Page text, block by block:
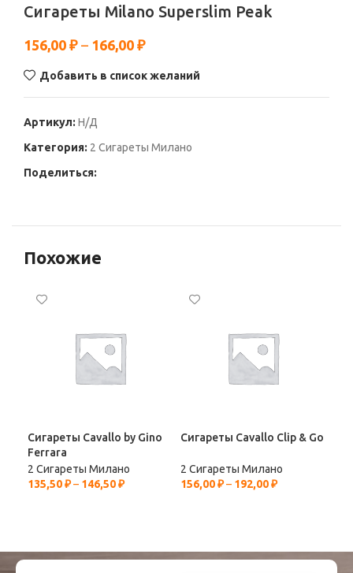
Сигареты Milano Superslim Peak
156,00 ₽ – 166,00 ₽
Добавить в список желаний
Артикул: Н/Д
Категория: 2 Сигареты Милано
Поделиться:
Похожие
Сигареты Cavallo by Gino
Ferrara
2 Сигареты Милано
135,50₽– 146,50₽
Сигареты Cavallo Clip & Go
2 Сигареты Милано
156,00₽– 192,00₽